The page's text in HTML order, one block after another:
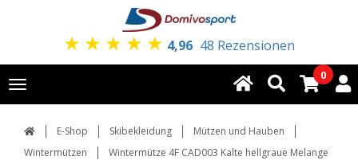
★ ★ ★ ★ ★ 4,96 48 Rezensionen
Toggle
navigation
0
E-Shop Skibekleidung
Mützen und Hauben
Wintermützen
Wintermütze 4F CAD003 Kalte hellgraue Melange